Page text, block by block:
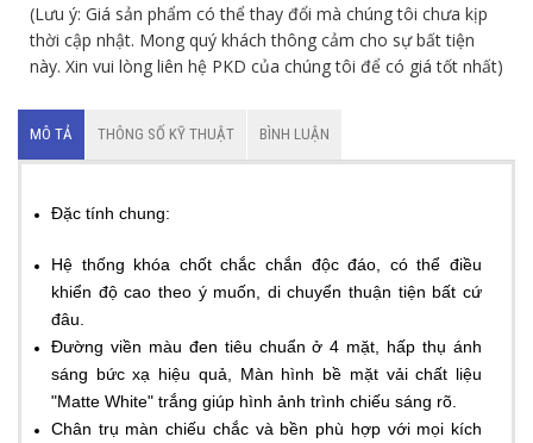
(Lưu ý: Giá sản phẩm có thể thay đổi mà chúng tôi chưa kịp
thời cập nhật. Mong quý khách thông cảm cho sự bất tiện
này. Xin vui lòng liên hệ PKD của chúng tôi để có giá tốt nhất)
MÔ TẢ THÔNG SỐ KỸ THUẬT BÌNH LUẬN
Đặc tính chung:
Hệ thống khóa chốt chắc chắn độc đáo, có thể điều
khiển độ cao theo ý muốn, di chuyển thuận tiện bất cứ
đâu.
Đường viền màu đen tiêu chuẩn ở 4 mặt, hấp thụ ánh
sáng bức xạ hiệu quả, Màn hình bề mặt vải chất liệu
"Matte White" trắng giúp hình ảnh trình chiếu sáng rõ.
Chân trụ màn chiếu chắc và bền phù hợp với mọi kích